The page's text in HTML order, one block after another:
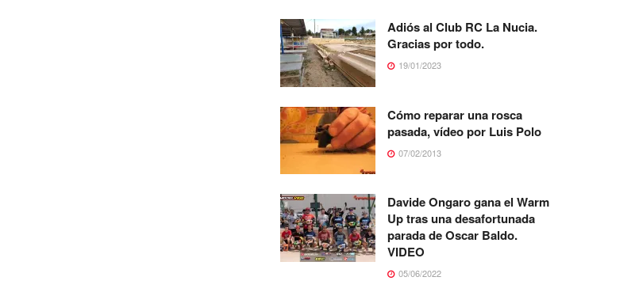
Adiós al Club RC La Nucia.
Gracias por todo.
19/01/2023
Cómo reparar una rosca
pasada, vídeo por Luis Polo
07/02/2013
Davide Ongaro gana el Warm
Up tras una desafortunada
parada de Oscar Baldo.
VIDEO
05/06/2022